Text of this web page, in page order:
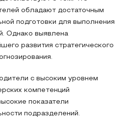
обладают достаточным
подготовки для выполнения
Однако выявлена
развития стратегического
с высоким уровнем
компетенций
показатели
подразделений.